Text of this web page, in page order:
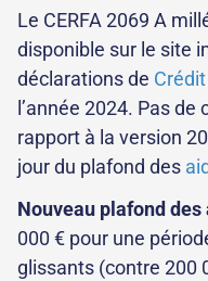
Le CERFA 2069 A
disponible sur le site
déclarations de
l’année 2024. Pas
rapport à la version
jour du plafond des
Nouveau plafond
000 € pour une
glissants (contre 200